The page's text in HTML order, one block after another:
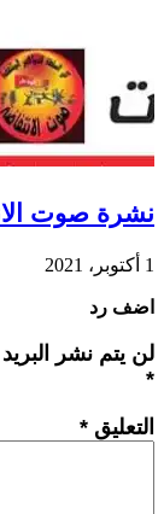
نشرة صوت
1 أكتوبر، 2021
اضف رد
لن يتم نشر
*
التعليق *